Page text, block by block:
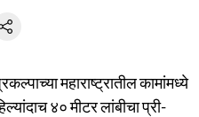
महाराष्ट्रातील कामांमध्ये
४० मीटर लांबीचा प्री-